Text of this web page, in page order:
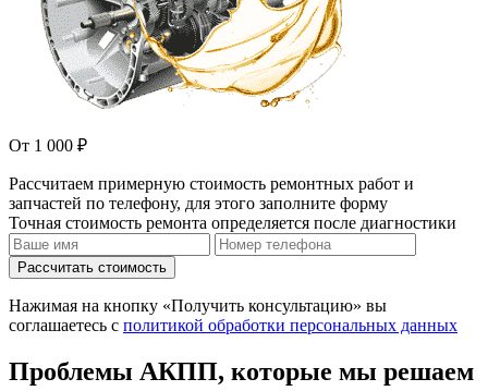
От 1 000 ₽
Рассчитаем примерную стоимость ремонтных работ и
запчастей по телефону, для этого заполните форму
Точная стоимость ремонта определяется после диагностики
Рассчитать стоимость
Нажимая на кнопку «Получить консультацию» вы
соглашаетесь с политикой обработки персональных данных
Проблемы АКПП, которые мы решаем